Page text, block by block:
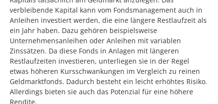
verbleibende Kapital kann vom Fondsmanagement auch in
Anleihen investiert werden, die eine längere Restlaufzeit als
ein Jahr haben. Dazu gehören beispielsweise
Unternehmensanleihen oder Anleihen mit variablen
Zinssätzen. Da diese Fonds in Anlagen mit längeren
Restlaufzeiten investieren, unterliegen sie in der Regel
etwas höheren Kursschwankungen im Vergleich zu reinen
Geldmarktfonds. Dadurch besteht ein leicht erhöhtes Risiko.
Allerdings bieten sie auch das Potenzial für eine höhere
Rendite.